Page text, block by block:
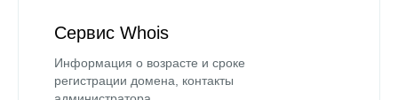
Сервис Whois
Информация о возрасте и сроке
регистрации домена, контакты